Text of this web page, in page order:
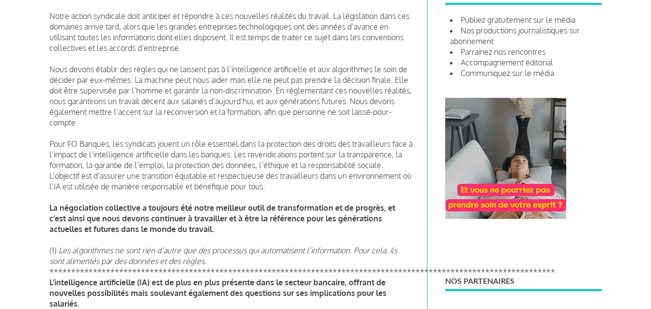
Notre action syndicale doit anticiper et répondre à ces nouvelles réalités du travail. La législation dans ces
domaines arrive tard, alors que les grandes entreprises technologiques ont des années d’avance en
utilisant toutes les informations dont elles disposent. Il est temps de traiter ce sujet dans les conventions
collectives et les accords d’entreprise.
Nous devons établir des règles qui ne laissent pas à l’intelligence artificielle et aux algorithmes le soin de
décider par eux-mêmes. La machine peut nous aider mais elle ne peut pas prendre la décision finale. Elle
doit être supervisée par l’homme et garantir la non-discrimination. En réglementant ces nouvelles réalités,
nous garantirons un travail décent aux salariés d’aujourd’hui, et aux générations futures. Nous devons
également mettre l’accent sur la reconversion et la formation, afin que personne ne soit laissé-pour-
compte.
Pour FO Banques, les syndicats jouent un rôle essentiel dans la protection des droits des travailleurs face à
l’impact de l’intelligence artificielle dans les banques. Les revendications portent sur la transparence, la
formation, la garantie de l’emploi, la protection des données, l’éthique et la responsabilité sociale.
L’objectif est d’assurer une transition équitable et respectueuse des travailleurs dans un environnement où
l’IA est utilisée de manière responsable et bénéfique pour tous.
La négociation collective a toujours été notre meilleur outil de transformation et de progrès, et
c’est ainsi que nous devons continuer à travailler et à être la référence pour les générations
actuelles et futures dans le monde du travail.
(1) Les algorithmes ne sont rien d’autre que des processus qui automatisent l’information. Pour cela, ils
sont alimentés par des données et des règles.
********************************************************************************************************************
L’intelligence artificielle (IA) est de plus en plus présente dans le secteur bancaire, offrant de
nouvelles possibilités mais soulevant également des questions sur ses implications pour les
salariés.
Publiez gratuitement sur le média
Nos productions journalistiques sur
abonnement
Parrainez nos rencontres
Accompagnement éditorial
Communiquez sur le média
NOS PARTENAIRES